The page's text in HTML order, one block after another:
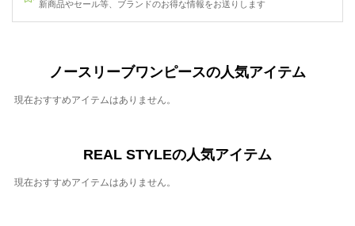
新商品やセール等、ブランドのお得な情報をお送りします
ノースリーブワンピースの人気アイテム
現在おすすめアイテムはありません。
REAL STYLEの人気アイテム
現在おすすめアイテムはありません。